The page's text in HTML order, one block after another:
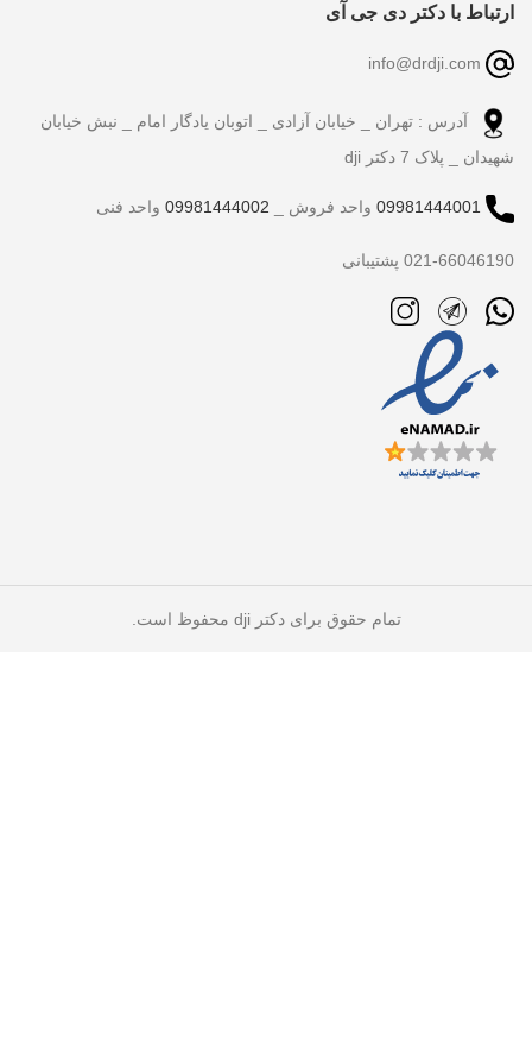
ارتباط با دکتر دی جی آی
آدرس : تهران _ خیابان آزادی _ اتوبان یادگار امام _ نبش خیابان
شهیدان _ پلاک 7 دکتر dji
09981444001 واحد فروش _ 09981444002 واحد فنی
021-66046190 پشتیبانی
تمام حقوق برای دکتر dji محفوظ است.